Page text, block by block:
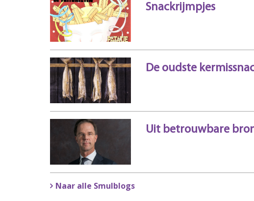
Snackrijmpjes
De oudste
Uit betrouwbare
Naar alle Smulblogs